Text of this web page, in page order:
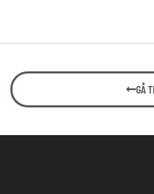
GÅ